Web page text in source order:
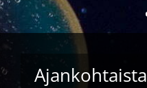
Ajankohtaista